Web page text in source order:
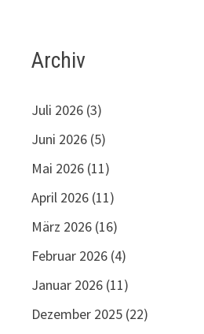
Archiv
Juli 2026 (3)
Juni 2026 (5)
Mai 2026 (11)
April 2026 (11)
März 2026 (16)
Februar 2026 (4)
Januar 2026 (11)
Dezember 2025 (22)